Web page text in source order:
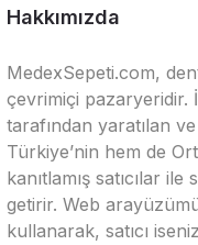
Hakkımızda
MedexSepeti.com,
çevrimiçi pazaryeridir.
tarafından yaratılan
Türkiye’nin hem de
kanıtlamış satıcılar
getirir. Web
kullanarak, satıcı